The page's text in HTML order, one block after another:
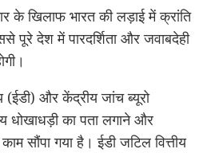
के खिलाफ भारत की लड़ाई में क्रांति
पूरे देश में पारदर्शिता और जवाबदेही
(ईडी) और केंद्रीय जांच ब्यूरो
धोखाधड़ी का पता लगाने और
सौंपा गया है। ईडी जटिल वित्तीय